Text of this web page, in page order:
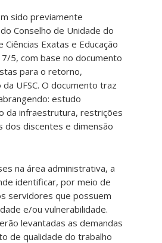
sido previamente
Conselho de Unidade do
Exatas e Educação
7/5, com base no documento
para o retorno,
UFSC. O documento traz
estudo
da infraestrutura, restrições
dos discentes e dimensão
na área administrativa, a
identificar, por meio de
servidores que possuem
e/ou vulnerabilidade.
levantadas as demandas
de qualidade do trabalho